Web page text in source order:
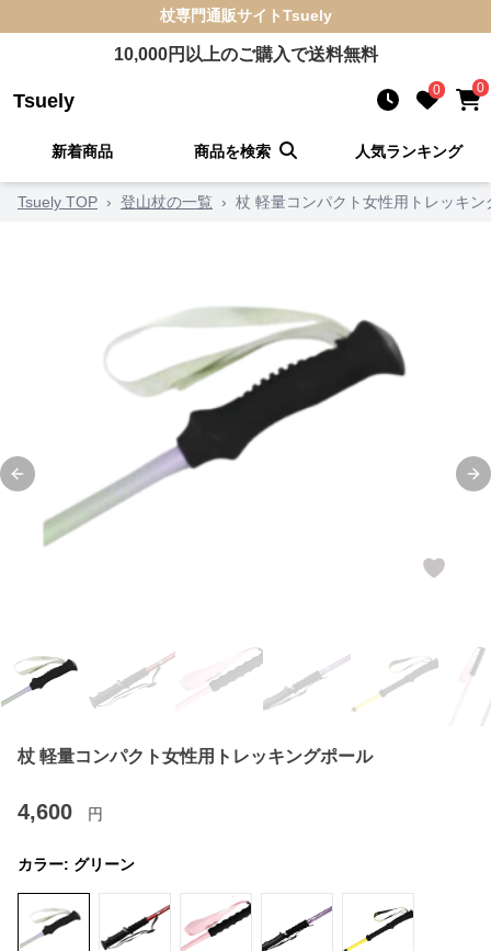
杖専門通販サイトTsuely
10,000円以上のご購入で送料無料
Tsuely 0 0
新着商品 商品を検索 人気ランキング
Tsuely TOP › 登山杖の一覧 › 杖 軽量コンパクト女性用トレッキン
Previous slide
杖 軽量コンパクト女性用トレッキングポール
4,600 円
カラー: グリーン